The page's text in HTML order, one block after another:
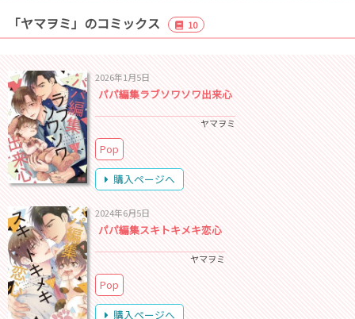
「ヤマヲミ」のコミックス 10
2026年1月5日
パパ編集ラブソワソワ出来心
ヤマヲミ
Pop
購入ページへ
2024年6月5日
パパ編集スキトキメキ恋心
ヤマヲミ
Pop
購入ページへ